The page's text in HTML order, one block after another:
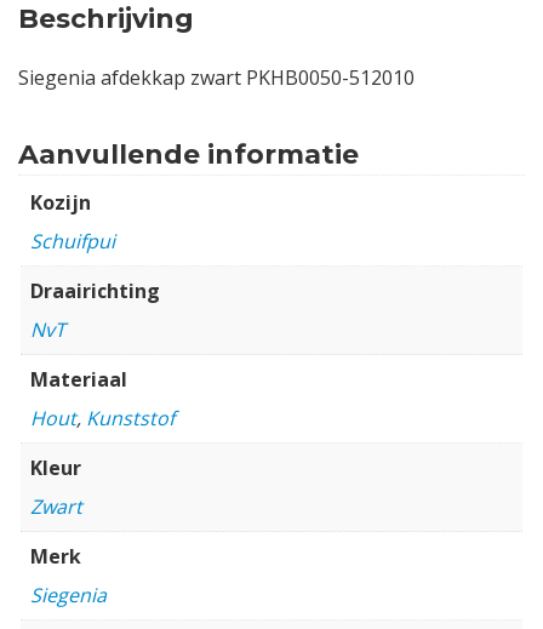
Beschrijving
Siegenia afdekkap zwart PKHB0050-512010
Aanvullende informatie
Kozijn
Schuifpui
Draairichting
NvT
Materiaal
Hout, Kunststof
Kleur
Zwart
Merk
Siegenia